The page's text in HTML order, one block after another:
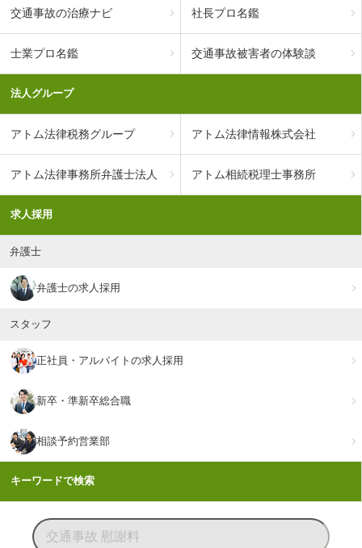
交通事故の治療ナビ 社長プロ名鑑
士業プロ名鑑 交通事故被害者の体験談
法人グループ
アトム法律税務グループ アトム法律情報株式会社
アトム法律事務所弁護士法人 アトム相続税理士事務所
求人採用
弁護士
弁護士の求人採用
スタッフ
正社員・アルバイトの求人採用
新卒・準新卒総合職
相談予約営業部
キーワードで検索